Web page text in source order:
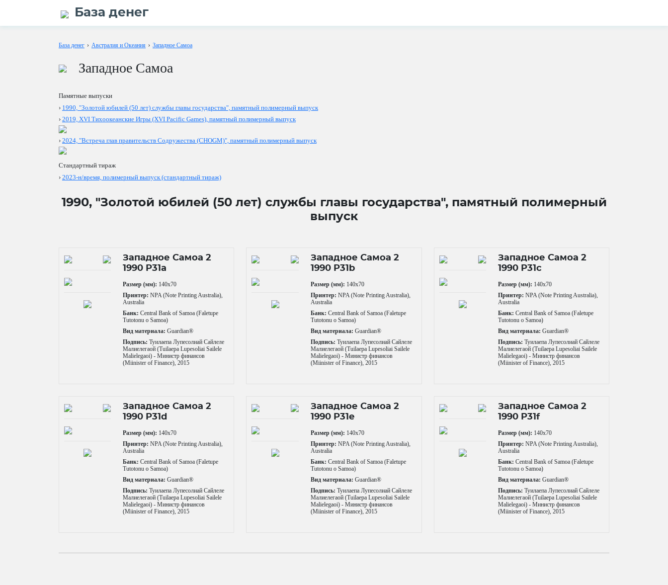
База денег
База денег › Австралия и Океания › Западное Самоа
Западное Самоа
Памятные выпуски
› 1990, "Золотой юбилей (50 лет) службы главы государства", памятный полимерный выпуск
› 2019, XVI Тихоокеанские Игры (XVI Pacific Games), памятный полимерный выпуск
› 2024, "Встреча глав правительств Содружества (CHOGM)", памятный полимерный выпуск
Стандартный тираж
› 2023-н/время, полимерный выпуск (стандартный тираж)
1990, "Золотой юбилей (50 лет) службы главы государства", памятный полимерный
выпуск
Западное Самоа 2
1990 P31a
Размер (мм): 140x70
Принтер: NPA (Note Printing Australia),
Australia
Банк: Central Bank of Samoa (Faletupe
Tutotonu o Samoa)
Вид материала: Guardian®
Подпись: Туилаепа Лупесолиай Сайлеле
Малиелегаой (Tuilaepa Lupesoliai Sailele
Malielegaoi) - Министр финансов
(Miinister of Finance), 2015
Западное Самоа 2
1990 P31b
Размер (мм): 140x70
Принтер: NPA (Note Printing Australia),
Australia
Банк: Central Bank of Samoa (Faletupe
Tutotonu o Samoa)
Вид материала: Guardian®
Подпись: Туилаепа Лупесолиай Сайлеле
Малиелегаой (Tuilaepa Lupesoliai Sailele
Malielegaoi) - Министр финансов
(Miinister of Finance), 2015
Западное Самоа 2
1990 P31c
Размер (мм): 140x70
Принтер: NPA (Note Printing Australia),
Australia
Банк: Central Bank of Samoa (Faletupe
Tutotonu o Samoa)
Вид материала: Guardian®
Подпись: Туилаепа Лупесолиай Сайлеле
Малиелегаой (Tuilaepa Lupesoliai Sailele
Malielegaoi) - Министр финансов
(Miinister of Finance), 2015
Западное Самоа 2
1990 P31d
Размер (мм): 140x70
Принтер: NPA (Note Printing Australia),
Australia
Банк: Central Bank of Samoa (Faletupe
Tutotonu o Samoa)
Вид материала: Guardian®
Подпись: Туилаепа Лупесолиай Сайлеле
Малиелегаой (Tuilaepa Lupesoliai Sailele
Malielegaoi) - Министр финансов
(Miinister of Finance), 2015
Западное Самоа 2
1990 P31e
Размер (мм): 140x70
Принтер: NPA (Note Printing Australia),
Australia
Банк: Central Bank of Samoa (Faletupe
Tutotonu o Samoa)
Вид материала: Guardian®
Подпись: Туилаепа Лупесолиай Сайлеле
Малиелегаой (Tuilaepa Lupesoliai Sailele
Malielegaoi) - Министр финансов
(Miinister of Finance), 2015
Западное Самоа 2
1990 P31f
Размер (мм): 140x70
Принтер: NPA (Note Printing Australia),
Australia
Банк: Central Bank of Samoa (Faletupe
Tutotonu o Samoa)
Вид материала: Guardian®
Подпись: Туилаепа Лупесолиай Сайлеле
Малиелегаой (Tuilaepa Lupesoliai Sailele
Malielegaoi) - Министр финансов
(Miinister of Finance), 2015